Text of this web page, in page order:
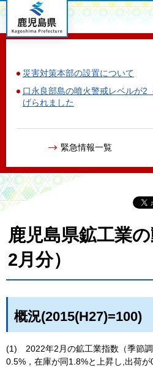
鹿児島県
災害対策本部の設置について
口永良部島の噴火警戒レベルが2
げられました
緊急情報一覧
鹿児島県鉱工業
2月分）
概況(2015(H27)=100)
(1) 2022年2月の鉱工業指数（季節
0.5%，在庫が同1.8%と上昇し,出荷が